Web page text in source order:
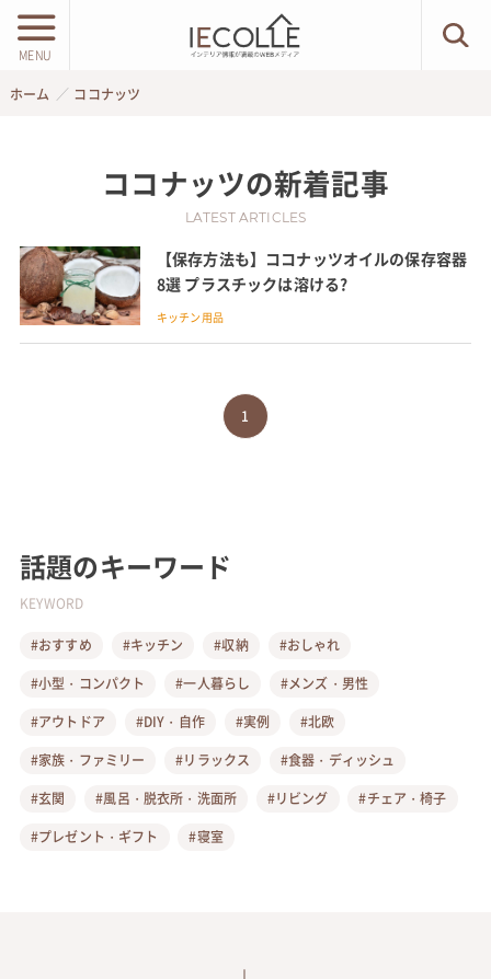
MENU
ホーム ココナッツ
ココナッツの新着記事
LATEST ARTICLES
【保存方法も】ココナッツオイルの保存容器
8選 プラスチックは溶ける?
キッチン用品
1
話題のキーワード
KEYWORD
#おすすめ #キッチン #収納
#おしゃれ
#小型・コンパクト
#一人暮らし
#メンズ・男性
#アウトドア
#DIY・自作 #実例
#北欧
#家族・ファミリー
#リラックス
#食器・ディッシュ
#玄関
#風呂・脱衣所・洗面所 #リビング
#チェア・椅子
#プレゼント・ギフト
#寝室